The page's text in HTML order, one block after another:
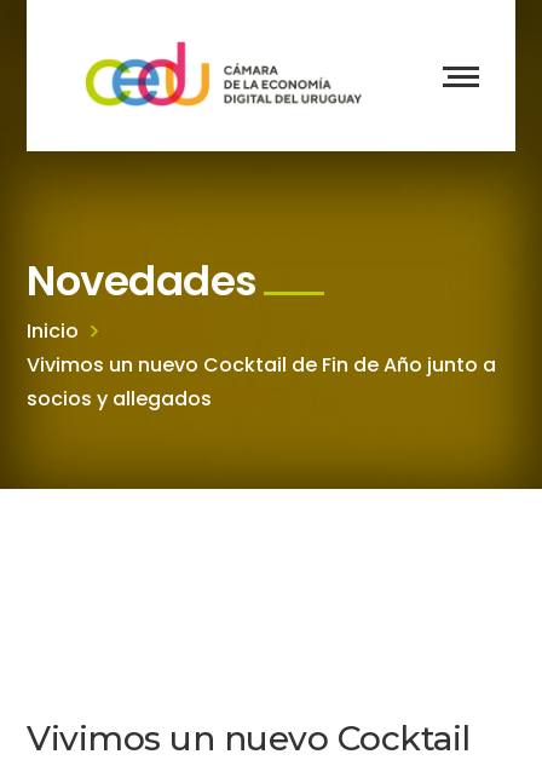
Novedades
Inicio
Vivimos un nuevo Cocktail de Fin de Año junto a
socios y allegados
Vivimos un nuevo Cocktail